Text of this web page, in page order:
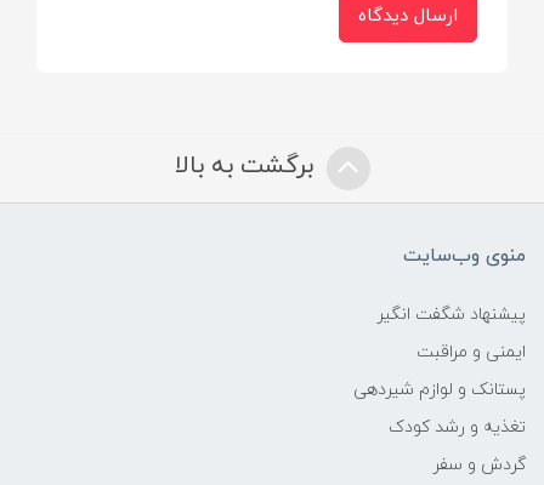
ارسال دیدگاه
برگشت به بالا
منوی وب‌سایت
پیشنهاد شگفت انگیر
ایمنی و مراقبت
پستانک و لوازم شیردهی
تغذیه و رشد کودک
گردش و سفر